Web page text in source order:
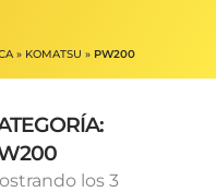
KOMATSU PW200
los 3
Ordenado